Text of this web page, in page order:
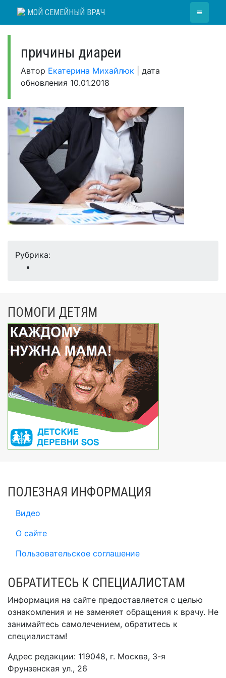
МОЙ СЕМЕЙНЫЙ ВРАЧ ≡
причины диареи
Автор Екатерина Михайлюк
дата
обновления 10.01.2018
Рубрика:
ПОМОГИ ДЕТЯМ
ПОЛЕЗНАЯ ИНФОРМАЦИЯ
Видео
О сайте
Пользовательское соглашение
ОБРАТИТЕСЬ К СПЕЦИАЛИСТАМ
Информация на сайте предоставляется с целью
ознакомления и не заменяет обращения к врачу. Не
занимайтесь самолечением, обратитесь к
специалистам!
Адрес редакции: 119048, г. Москва, 3-я
Фрунзенская ул., 26